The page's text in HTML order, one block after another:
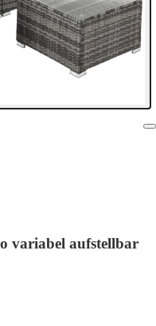
variabel aufstellbar